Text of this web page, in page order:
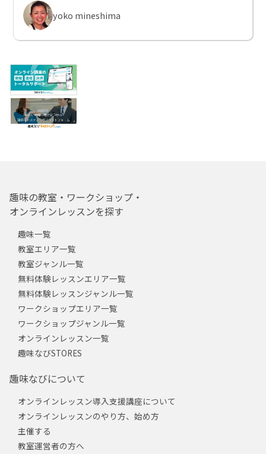
yoko mineshima
趣味の教室・ワークショップ・
オンラインレッスンを探す
趣味一覧
教室エリア一覧
教室ジャンル一覧
無料体験レッスンエリア一覧
無料体験レッスンジャンル一覧
ワークショップエリア一覧
ワークショップジャンル一覧
オンラインレッスン一覧
趣味なびSTORES
趣味なびについて
オンラインレッスン導入支援講座について
オンラインレッスンのやり方、始め方
主催する
教室運営者の方へ